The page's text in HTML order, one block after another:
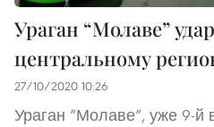
Ураган “Молаве”
центральному
27/10/2020 10:26
Ураган “Молаве”, уже 9-й